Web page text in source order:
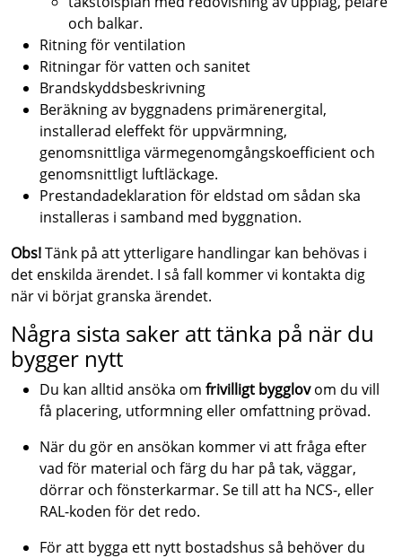
och balkar.
Ritning för ventilation
Ritningar för vatten och sanitet
Brandskyddsbeskrivning
Beräkning av byggnadens primärenergital,
installerad eleffekt för uppvärmning,
genomsnittliga värmegenomgångskoefficient och
genomsnittligt luftläckage.
Prestandadeklaration för eldstad om sådan ska
installeras i samband med byggnation.
Obs!Tänk på att ytterligare handlingar kan behövas i
det enskilda ärendet. I så fall kommer vi kontakta dig
när vi börjat granska ärendet.
Några sista saker att tänka på när du
bygger nytt
Du kan alltid ansöka om frivilligt bygglovom du vill
få placering, utformning eller omfattning prövad.
När du gör en ansökan kommer vi att fråga efter
vad för material och färg du har på tak, väggar,
dörrar och fönsterkarmar. Se till att ha NCS-, eller
RAL-koden för det redo.
För att bygga ett nytt bostadshus så behöver du